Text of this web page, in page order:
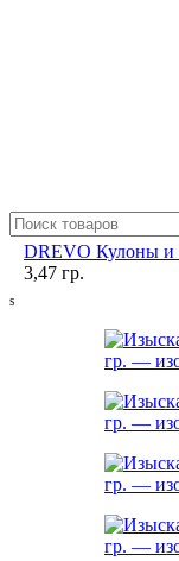
DREVO Кулоны и
3,47 гр.
S